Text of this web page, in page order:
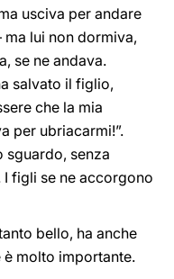
usciva per andare
lui non dormiva,
se ne andava.
salvato il figlio,
che la mia
per ubriacarmi!”.
sguardo, senza
figli se ne accorgono
bello, ha anche
è molto importante.